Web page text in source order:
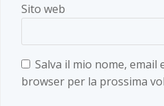
Sito web
Salva il mio nome, email
browser per la prossima